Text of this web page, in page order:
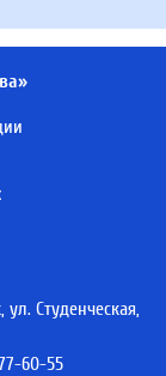
Студенческая,
60-55